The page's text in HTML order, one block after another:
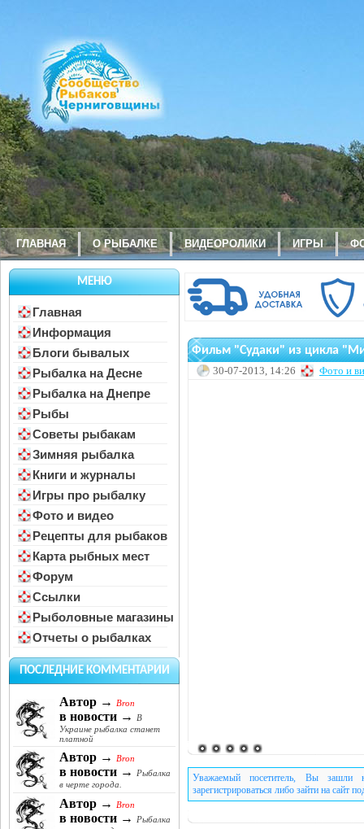
ГЛАВНАЯ О РЫБАЛКЕ ВИДЕОРОЛИКИ ИГРЫ
МЕНЮ
Главная
Информация
Блоги бывалых
Рыбалка на Десне
Рыбалка на Днепре
Рыбы
Советы рыбакам
Зимняя рыбалка
Книги и журналы
Игры про рыбалку
Фото и видео
Рецепты для рыбаков
Карта рыбных мест
Форум
Ссылки
Рыболовные магазины
Отчеты о рыбалках
ПОСЛЕДНИЕ КОММЕНТАРИИ
Автор → Bron
в новости →
В
Украине рыбалка станет
платной
Автор → Bron
в новости →
Рыбалка
в черте города.
Автор → Bron
в новости →
Рыбалка
Фильм "Судаки" из цикла
30-07-2013, 14:26 Фото и
Уважаемый посетитель, Вы зашли
зарегистрироваться либо зайти на сайт